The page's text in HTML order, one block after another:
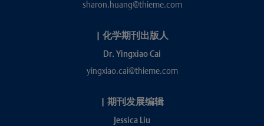
sharon.huang@thieme.com
| 化学期刊出版人
Dr. Yingxiao Cai
yingxiao.cai@thieme.com
| 期刊发展编辑
Jessica Liu